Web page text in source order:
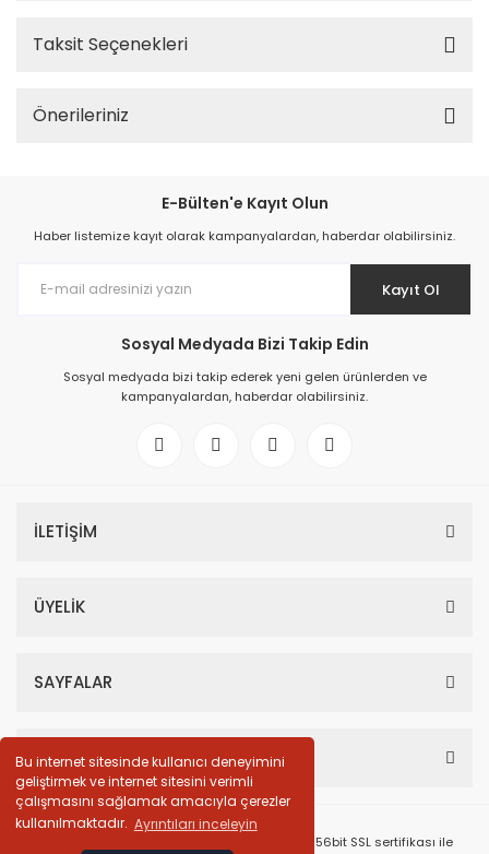
Bu internet sitesinde kullanıcı deneyimini
geliştirmek ve internet sitesini verimli
çalışmasını sağlamak amacıyla çerezler
kullanılmaktadır. Ayrıntıları inceleyin
Taksit Seçenekleri
Önerileriniz
E-Bülten'e Kayıt Olun
Haber listemize kayıt olarak kampanyalardan, haberdar olabilirsiniz.
Kayıt Ol
Sosyal Medyada Bizi Takip Edin
Sosyal medyada bizi takip ederek yeni gelen ürünlerden ve
kampanyalardan, haberdar olabilirsiniz.
İLETİŞİM
ÜYELİK
SAYFALAR
HESABIM
© Tüm Hakları Saklıdır. Kredi kartı bilgileriniz 256bit SSL sertifikası ile